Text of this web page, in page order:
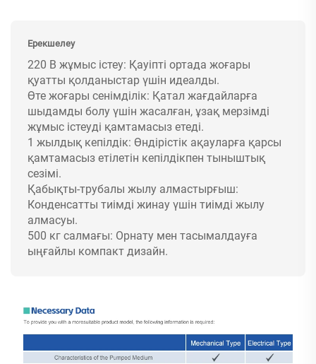
Ерекшелеу
220 В жұмыс істеу: Қауіпті ортада жоғары
қуатты қолданыстар үшін идеалды.
Өте жоғары сенімділік: Қатал жағдайларға
шыдамды болу үшін жасалған, ұзақ мерзімді
жұмыс істеуді қамтамасыз етеді.
1 жылдық кепілдік: Өндірістік ақауларға қарсы
қамтамасыз етілетін кепілдікпен тыныштық
сезімі.
Қабықты-трубалы жылу алмастырғыш:
Конденсатты тиімді жинау үшін тиімді жылу
алмасуы.
500 кг салмағы: Орнату мен тасымалдауға
ыңғайлы компакт дизайн.